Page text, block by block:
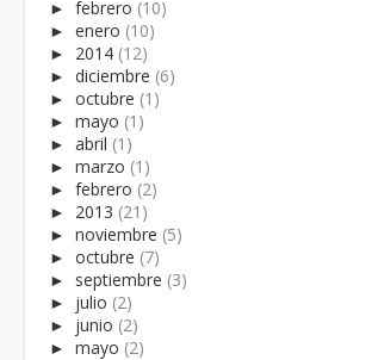
► febrero (10)
► enero (10)
► 2014 (12)
► diciembre (6)
► octubre (1)
► mayo (1)
► abril (1)
► marzo (1)
► febrero (2)
► 2013 (21)
► noviembre (5)
► octubre (7)
► septiembre (3)
► julio (2)
► junio (2)
► mayo (2)